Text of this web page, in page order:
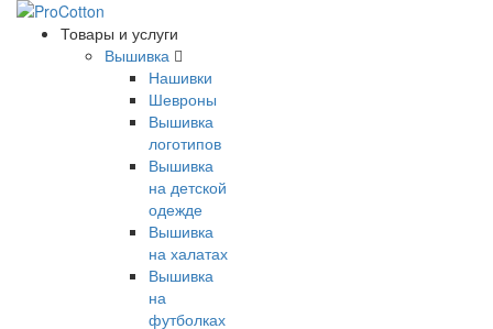
Товары и услуги
Вышивка
Нашивки
Шевроны
Вышивка
логотипов
Вышивка
на детской
одежде
Вышивка
на халатах
Вышивка
на
футболках